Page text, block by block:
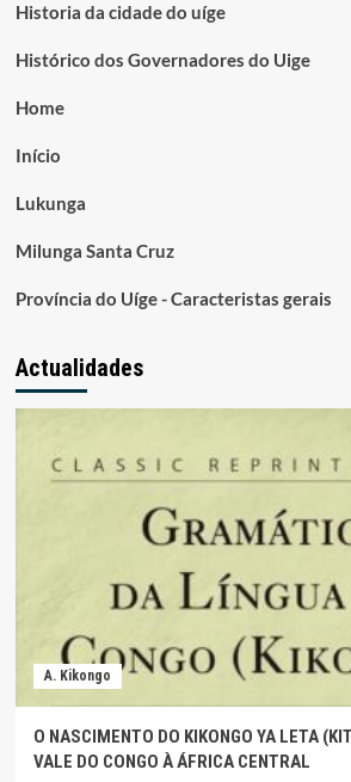
Historia da cidade do uíge
Histórico dos Governadores do Uige
Home
Início
Lukunga
Milunga Santa Cruz
Província do Uíge - Caracteristas gerais
Actualidades
A. Kikongo
O NASCIMENTO DO KIKONGO YA LETA
VALE DO CONGO À ÁFRICA CENTRAL